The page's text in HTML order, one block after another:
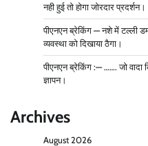
नही हुई तो होगा जोरदार प्रदर्शन।
पीएनएन ब्रेकिंग — नशे में टल्ली
व्यवस्था को दिखाया ठैगा।
पीएनएन ब्रेकिंग :— ……. जो वादा
ज्ञापन।
Archives
August 2026